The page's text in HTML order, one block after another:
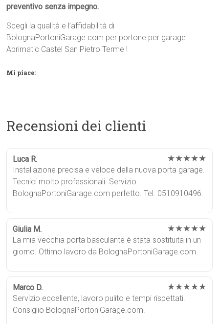
preventivo senza impegno.
Scegli la qualità e l’affidabilità di
BolognaPortoniGarage.com per portone per garage
Aprimatic Castel San Pietro Terme !
Mi piace:
Recensioni dei clienti
Luca R. ★★★★★
Installazione precisa e veloce della nuova porta garage.
Tecnici molto professionali. Servizio
BolognaPortoniGarage.com perfetto. Tel. 0510910496.
Giulia M. ★★★★★
La mia vecchia porta basculante è stata sostituita in un
giorno. Ottimo lavoro da BolognaPortoniGarage.com.
Marco D. ★★★★★
Servizio eccellente, lavoro pulito e tempi rispettati.
Consiglio BolognaPortoniGarage.com.